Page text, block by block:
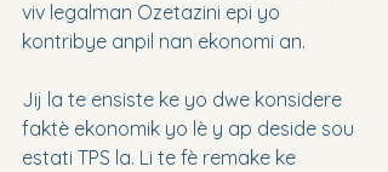
viv legalman Ozetazini epi yo
kontribye anpil nan ekonomi an.
Jij la te ensiste ke yo dwe konsidere
faktè ekonomik yo lè y ap deside sou
estati TPS la. Li te fè remake ke